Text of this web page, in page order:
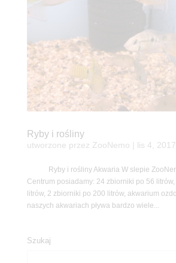
Ryby i rośliny
utworzone przez ZooNemo lis 4, 2017
Ryby i rośliny Akwaria W slepie
Centrum posiadamy: 24 zbiorniki po 56
litrów, 2 zbiorniki po 200 litrów, akwarium
naszych akwariach pływa bardzo wiele...
Szukaj